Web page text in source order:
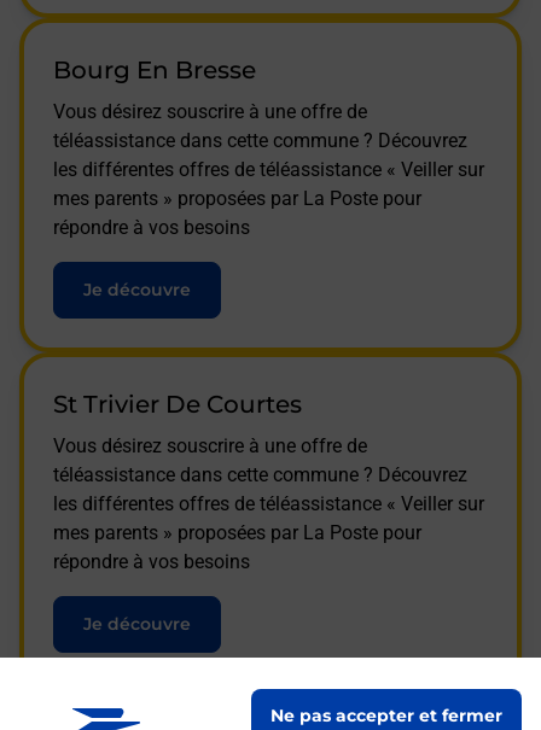
Ne pas accepter et fermer
Bourg En Bresse
Vous désirez souscrire à une offre de
téléassistance dans cette commune ? Découvrez
les différentes offres de téléassistance « Veiller sur
mes parents » proposées par La Poste pour
répondre à vos besoins
Je découvre
St Trivier De Courtes
Vous désirez souscrire à une offre de
téléassistance dans cette commune ? Découvrez
les différentes offres de téléassistance « Veiller sur
mes parents » proposées par La Poste pour
répondre à vos besoins
Je découvre